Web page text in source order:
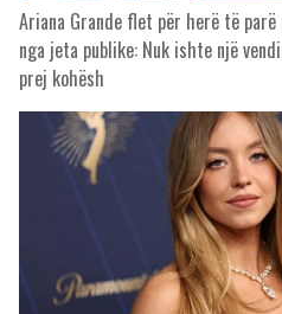
Ariana Grande flet për herë të
nga jeta publike: Nuk ishte një
prej kohësh